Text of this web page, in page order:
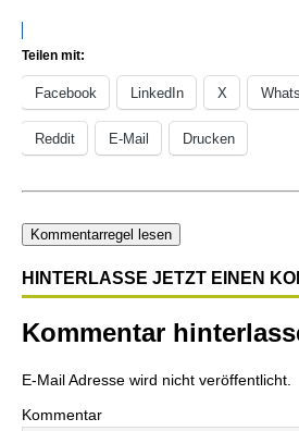
Teilen mit:
Facebook LinkedIn X
Reddit E-Mail Drucken
Kommentarregel lesen
HINTERLASSE JETZT EINEN
Kommentar
E-Mail Adresse wird nicht veröffentlicht.
Kommentar